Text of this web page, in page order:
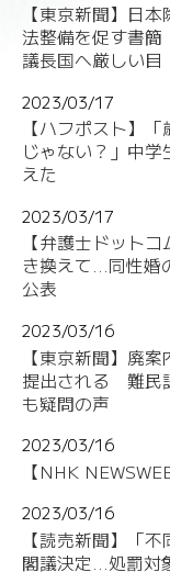
【東京新聞】日
法整備を促す書
議長国へ厳しい目
2023/03/17
【ハフポスト】
じゃない？」中
えた
2023/03/17
【弁護士ドット
き換えて...同性婚
公表
2023/03/16
【東京新聞】廃
提出される 難民
も疑問の声
2023/03/16
【NHK
2023/03/16
【読売新聞】「
閣議決定...処罰対